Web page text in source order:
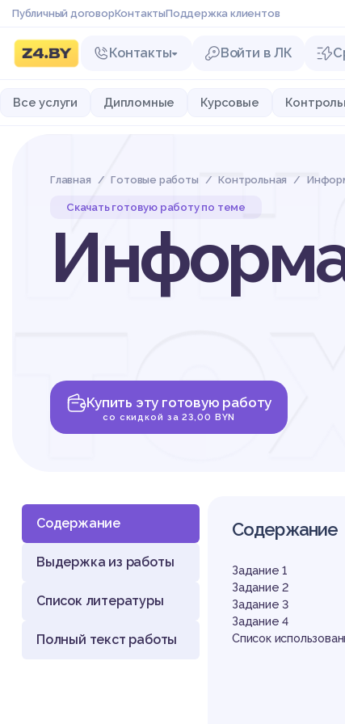
Публичный договорКонтактыПоддержка клиентов
Контакты Войти в ЛК
Все услуги Дипломные Курсовые
Главная Готовые работы Контрольная
Скачать готовую работу по теме
Купить эту готовую работу
со скидкой за 23,00 BYN
Содержание
Выдержка из работы
Список литературы
Полный текст работы
Содержание
Задание 1
Задание 2
Задание 3
Задание 4
Список